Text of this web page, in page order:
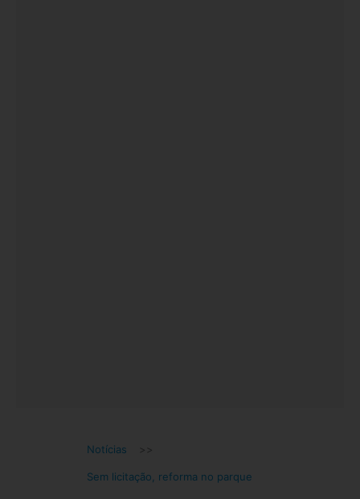
Notícias >>
Sem licitação, reforma no parque